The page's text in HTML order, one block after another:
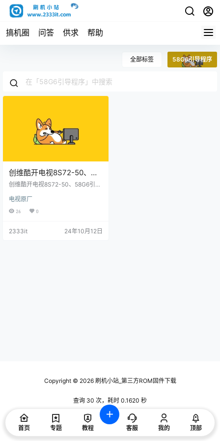
搞机圈 问答 供求 帮助
全部标签 58G6引导程序
创维酷开电视8S72-50、
58G6引导程序原厂程序U盘
创维酷开电视8S72-50、58G6引导
电视原厂
26 0
2333it 24年10月12日
Copyright © 2026刷机小站_第三方ROM固件下载
查询 30 次，耗时 0.1620 秒
首页 专题 教程 客服 我的 顶部